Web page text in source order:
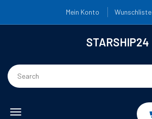
Mein Konto Wunschliste
STARSHIP24
Toggle